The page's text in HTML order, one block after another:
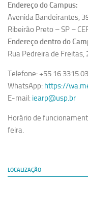
Endereço do Campus:
Avenida Bandeirantes,
Ribeirão Preto – SP –
Endereço dentro do
Rua Pedreira de
Telefone: +55 16
WhatsApp: https://
E-mail: iearp@usp.br
Horário de
feira.
LOCALIZAÇÃO